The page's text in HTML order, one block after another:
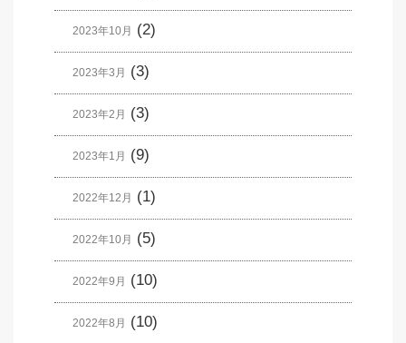
2023年10月 (2)
2023年3月 (3)
2023年2月 (3)
2023年1月 (9)
2022年12月 (1)
2022年10月 (5)
2022年9月 (10)
2022年8月 (10)